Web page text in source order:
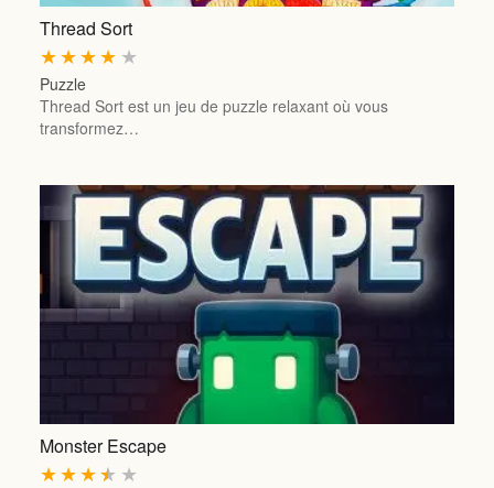
Thread Sort
★
★
★
★
★
Puzzle
Thread Sort est un jeu de puzzle relaxant où vous
transformez…
Monster Escape
★
★
★
★
★